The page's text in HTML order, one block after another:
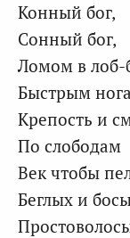
Конный бог,
Сонный бог,
Ломом в лоб-
Быстрым
Крепость и
По слободам
Век чтобы
Беглых и